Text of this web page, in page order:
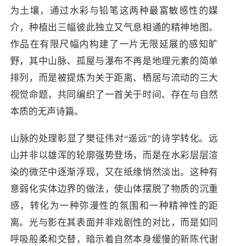
为土壤，通过水彩与铅笔这两种最富敏感性的媒
介，种植出三幅彼此独立又气息相通的精神地图。
作品在有限尺幅内构建了一片无限延展的感知旷
野，其中山脉、孤屋与瀑布不再是地理元素的简单
排列，而是被提炼为关于距离、栖居与流动的三大
视觉命题，共同编织了一首关于时间、存在与自然
本质的无声诗篇。
山脉的处理彰显了樊征伟对“遥远”的诗学转化。远
山并非以雄浑的轮廓强势登场，而是在水彩层层渲
染的微茫中逐渐浮现，又在纸缘悄然淡出。这种有
意弱化实体边界的做法，使山体摆脱了物质的沉重
感，转化为一种弥漫性的氛围和一种精神性的距
离。光与影在其表面并非戏剧性的对比，而是如同
呼吸般柔和交替，暗示着自然本身缓慢的新陈代谢
樊征伟：《Whispers of
与时间
樊征伟的三联作《Whispers of
关于冰岛的风景描绘，而是一次深
视与视觉考古。艺术家以精